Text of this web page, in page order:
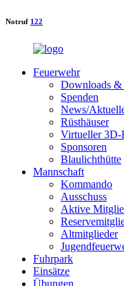
Notruf 122
Feuerwehr
Downloads &
Spenden
News/
Rüsthäuser
Virtueller 3D-
Sponsoren
Blaulichthütte
Mannschaft
Kommando
Ausschuss
Aktive
Altmitglieder
Fuhrpark
Einsätze
Übungen